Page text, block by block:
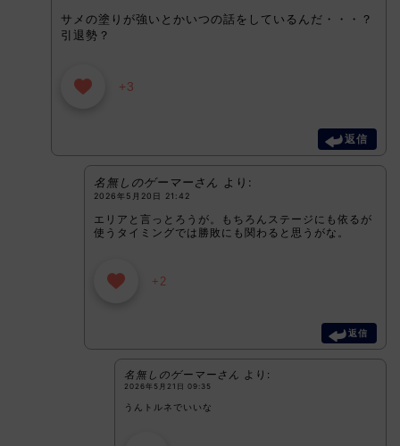
サメの塗りが強いとかいつの話をしているんだ・・・？
引退勢？
+3
返信
名無しのゲーマーさん より:
2026年5月20日 21:42
エリアと言っとろうが。もちろんステージにも依るが
使うタイミングでは勝敗にも関わると思うがな。
+2
返信
名無しのゲーマーさん より:
2026年5月21日 09:35
うんトルネでいいな